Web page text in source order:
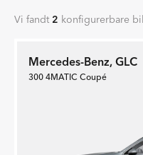
Vi fandt 2 konfigurerbare
Mercedes-Benz, GLC
300 4MATIC Coupé